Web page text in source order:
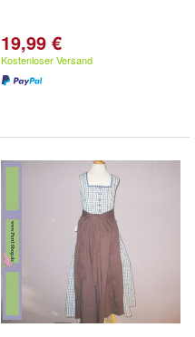
19,99 €
Kostenloser Versand